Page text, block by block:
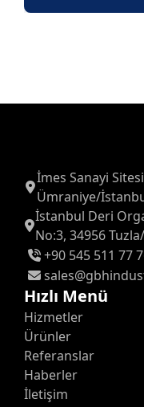
İmes Sanayi
Ümraniye/
İstanbul Deri
No:3, 34956
+90 545 511 77
Hızlı Menü
Hizmetler
Ürünler
Referanslar
Haberler
İletişim